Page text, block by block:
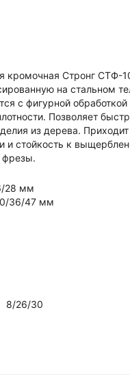
кромочная Стронг CTФ-
на стальном
с фигурной
Позволяет
из дерева.
и стойкость к
фрезы.
28 мм
36/47 мм
8/26/30